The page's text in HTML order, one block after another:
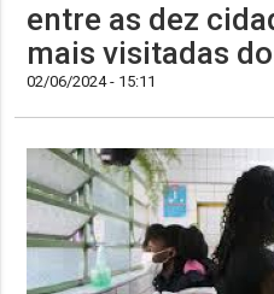
entre as dez
mais visitadas
02/06/2024 - 15:11